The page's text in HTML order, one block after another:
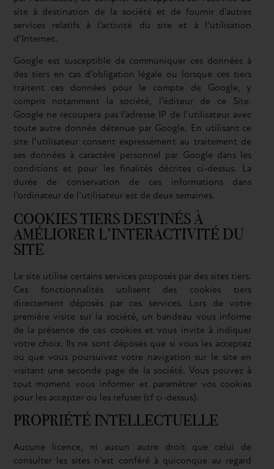
site à destination de la société et de fournir d’autres
services relatifs à l’activité du site et à l’utilisation
d’Internet.
Google est susceptible de communiquer ces données à
des tiers en cas d’obligation légale ou lorsque ces tiers
traitent ces données pour le compte de Google, y
compris notamment la société, l’éditeur de ce Site.
Google ne recoupera pas l’adresse IP de l’utilisateur avec
toute autre donnée détenue par Google. En utilisant ce
site l’utilisateur consent expressément au traitement de
ses données à caractère personnel par Google dans les
conditions et pour les finalités décrites ci-dessus. La
durée de conservation de ces informations dans
l’ordinateur de l’utilisateur est de deux semaines.
COOKIES TIERS DESTINÉS À
AMÉLIORER L’INTERACTIVITÉ DU
SITE
Le site utilise certains services proposés par des sites tiers.
Ces fonctionnalités utilisent des cookies tiers
directement déposés par ces services. Lors de votre
première visite sur la société, un bandeau vous informe
de la présence de ces cookies et vous invite à indiquer
votre choix. Ils ne sont déposés que si vous les acceptez
ou que vous poursuivez votre navigation sur le site en
visitant une seconde page de la société. Vous pouvez à
tout moment vous informer et paramétrer vos cookies
pour les accepter ou les refuser (cf ci-dessus).
PROPRIÉTÉ INTELLECTUELLE
Aucune licence, ni aucun autre droit que celui de
consulter les sites n’est conféré à quiconque au regard